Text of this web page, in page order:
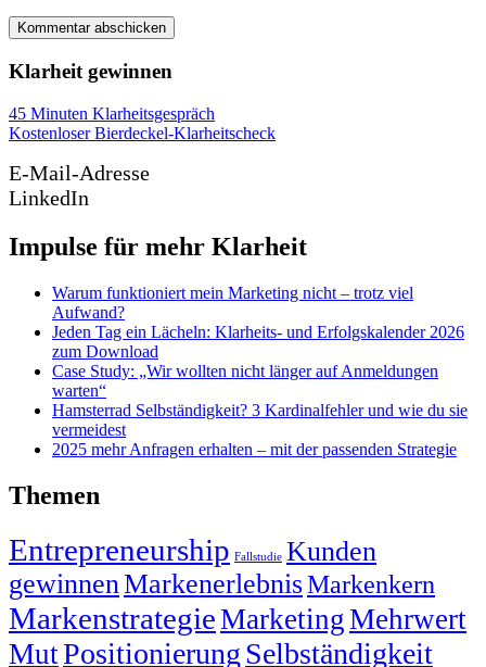
Kommentar abschicken
Klarheit gewinnen
45 Minuten Klarheitsgespräch
Kostenloser Bierdeckel-Klarheitscheck
E-Mail-Adresse
LinkedIn
Impulse für mehr Klarheit
Warum funktioniert mein Marketing nicht – trotz viel
Aufwand?
Jeden Tag ein Lächeln: Klarheits- und Erfolgskalender 2026
zum Download
Case Study: „Wir wollten nicht länger auf Anmeldungen
warten“
Hamsterrad Selbständigkeit? 3 Kardinalfehler und wie du sie
vermeidest
2025 mehr Anfragen erhalten – mit der passenden Strategie
Themen
Entrepreneurship Fallstudie Kunden
gewinnenMarkenerlebnisMarkenkern
MarkenstrategieMarketingMehrwert
MutPositionierungSelbständigkeit